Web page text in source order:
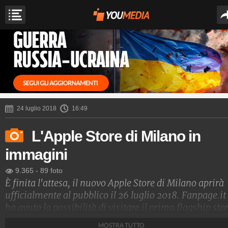
24 luglio 2018 16:49
L'Apple Store di Milano in
immagini
9.365 - 89 foto
È finita l'attesa, il nuovo Apple Store di Milano aprirà
ufficialmente al pubblico il 26 luglio 2018. Fanpage.it
ha avuto la possibilità di visitare il primo flagship
MOSTRA TUTTO